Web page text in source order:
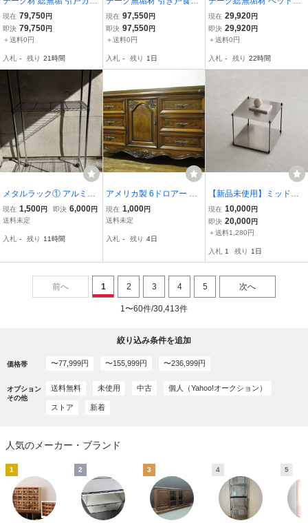
スキャビネットN 食器棚
飾り棚 カウンター ナチュ
ラル キッチン収納 手作り
料
現在 79,750円
即決 79,750円
＋送料0円
入札 - 残り 21時間
棚 Cief/N ショーケース 飾
り棚 カウンター 陳列棚
店舗什器 ナチュラル キッ
現在 97,550円
即決 97,550円
＋送料0円
入札 - 残り 1日
イドキャビネットKOS テ
レビ台 ナイトキャビネッ
ト ナチュラル 無垢材 収
木家具 送料無料
現在 29,920円
即決 29,920円
＋送料0円
入札 - 残り 22時間
メタルラック① アルミラ
ック シルバー 収納 ラッ
ク 3段 スチール 90*46*18
ンガー掛けパイプ
現在 1,500円 即決 6,000円
送料未定
入札 - 残り 11時間
アメリカ製 6ドロアー 彫
刻 猫脚 サイドボード/リ
ビングボード/チェスト/キ
アン/クラシック/アンティ
現在 1,000円
送料未定
入札 - 残り 4日
【新品未使用】ミッドセ
ンチュリー ステンレス モ
ジュールシェルフ ポスト
モダン シルバー ラック
ア
現在 10,000円
即決 20,000円
＋送料1,280円
入札 1 残り 1日
前へ 1 2 3 4 5 次へ
1〜60件/30,413件
絞り込み条件を追加
価格帯 〜77,999円 〜155,999円 〜236,999円
オプション
その他
送料無料 未使用 中古 個人（Yahoo!オークション）
ストア 新着
人気のメーカー・ブランド
1 2 3 4 5